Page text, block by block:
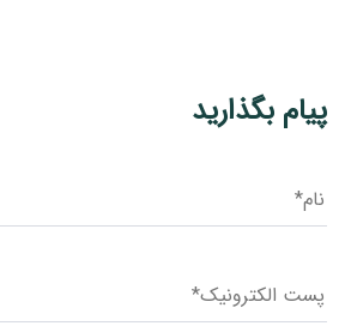
پیام بگذارید